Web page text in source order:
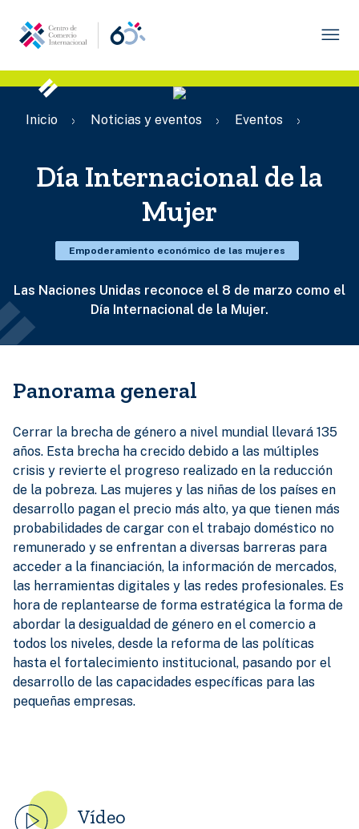
contenido
principal
Ruta
Inicio Noticias y eventos Eventos
Día Internacional de la
Mujer
Empoderamiento económico de las mujeres
Las Naciones Unidas reconoce el 8 de marzo como el
Día Internacional de la Mujer.
Panorama general
Cerrar la brecha de género a nivel mundial llevará 135
años. Esta brecha ha crecido debido a las múltiples
crisis y revierte el progreso realizado en la reducción
de la pobreza. Las mujeres y las niñas de los países en
desarrollo pagan el precio más alto, ya que tienen más
probabilidades de cargar con el trabajo doméstico no
remunerado y se enfrentan a diversas barreras para
acceder a la financiación, la información de mercados,
las herramientas digitales y las redes profesionales. Es
hora de replantearse de forma estratégica la forma de
abordar la desigualdad de género en el comercio a
todos los niveles, desde la reforma de las políticas
hasta el fortalecimiento institucional, pasando por el
desarrollo de las capacidades específicas para las
pequeñas empresas.
Vídeo